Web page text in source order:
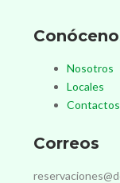
Nosotros
Locales
Contactos
Correos